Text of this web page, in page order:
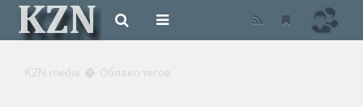
KZN.media Облако тегов